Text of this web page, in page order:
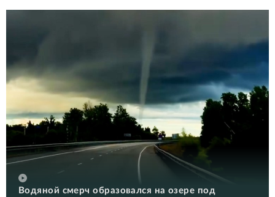
Водяной смерч образовался на озере под